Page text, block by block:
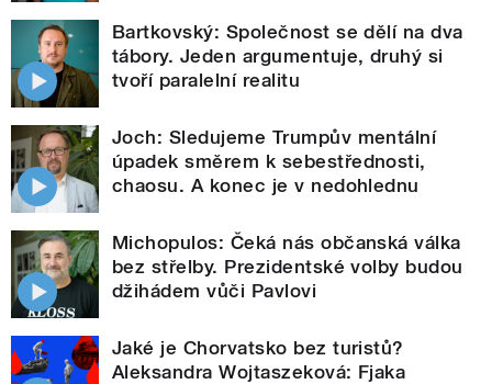
Bartkovský: Společnost se dělí na dva
tábory. Jeden argumentuje, druhý si
tvoří paralelní realitu
Joch: Sledujeme Trumpův mentální
úpadek směrem k sebestřednosti,
chaosu. A konec je v nedohlednu
Michopulos: Čeká nás občanská válka
bez střelby. Prezidentské volby budou
džihádem vůči Pavlovi
Jaké je Chorvatsko bez turistů?
Aleksandra Wojtaszeková: Fjaka